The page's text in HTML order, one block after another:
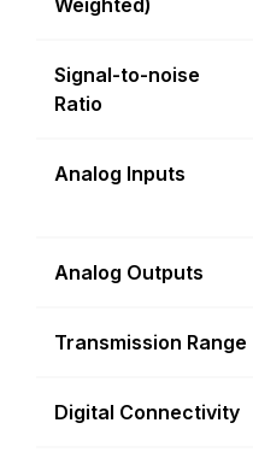
Weighted)
Signal-to-noise
Ratio
Analog Inputs
Analog Outputs
Transmission Range
Digital Connectivity